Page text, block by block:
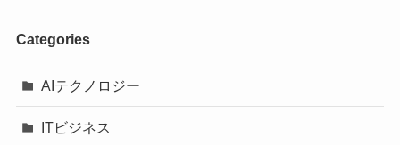
Categories
AIテクノロジー
ITビジネス